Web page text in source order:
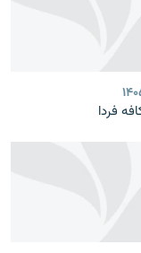
فردا